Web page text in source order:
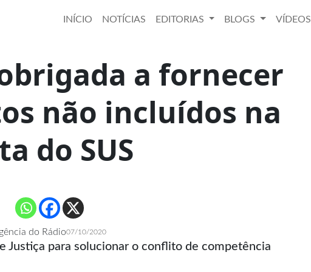
INÍCIO NOTÍCIAS EDITORIAS BLOGS
VÍDEOS
a fornecer
não incluídos na
do SUS
do Rádio07/10/2020
Justiça para solucionar o conflito de competência